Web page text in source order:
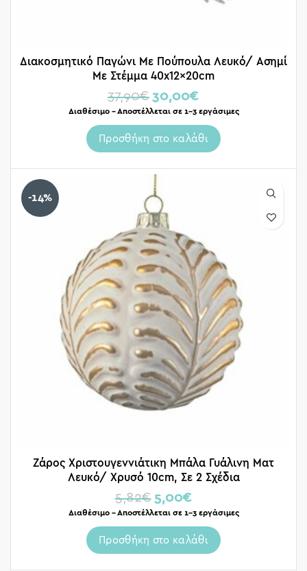
Διακοσμητικό Παγώνι Με Πούπουλα Λευκό/ Ασημί
Με Στέμμα 40x12x20cm
37,90€ 30,00€
Διαθέσιμο – Αποστέλλεται σε 1-3 εργάσιμες
Προσθήκη στο καλάθι
-14%
Ζάρος Χριστουγεννιάτικη Μπάλα Γυάλινη Ματ
Λευκό/ Χρυσό 10cm, Σε 2 Σχέδια
5,82€ 5,00€
Διαθέσιμο – Αποστέλλεται σε 1-3 εργάσιμες
Προσθήκη στο καλάθι